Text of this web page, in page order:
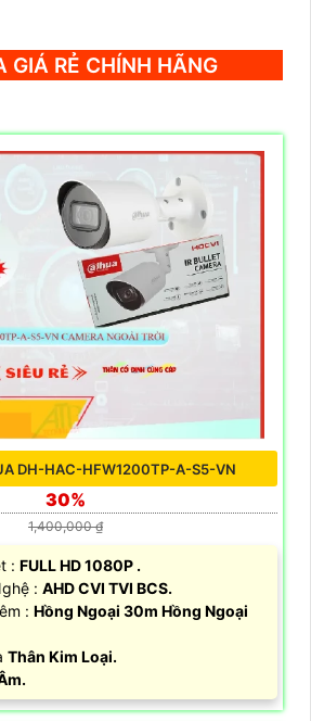
GIÁ RẺ CHÍNH HÃNG
DH-HAC-HFW1200TP-A-S5-VN
30%
1,400,000 ₫
: FULL HD 1080P .
: AHD CVI TVI BCS.
: Hồng Ngoại 30m Hồng Ngoại
Thân Kim Loại.